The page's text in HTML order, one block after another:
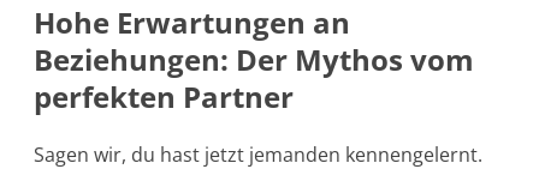
Hohe Erwartungen an
Beziehungen: Der Mythos vom
perfekten Partner
Sagen wir, du hast jetzt jemanden kennengelernt.